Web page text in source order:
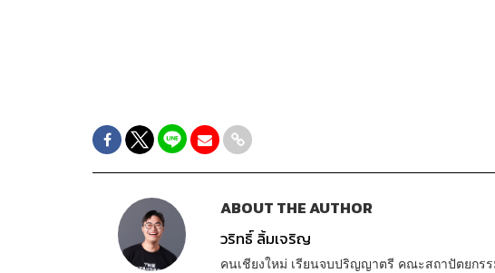
ABOUT THE AUTHOR
วริทธิ์ ลิ้มเจริญ
คนเชียงใหม่ เรียนจบปริญญาตรี คณะสถาปัตยกร